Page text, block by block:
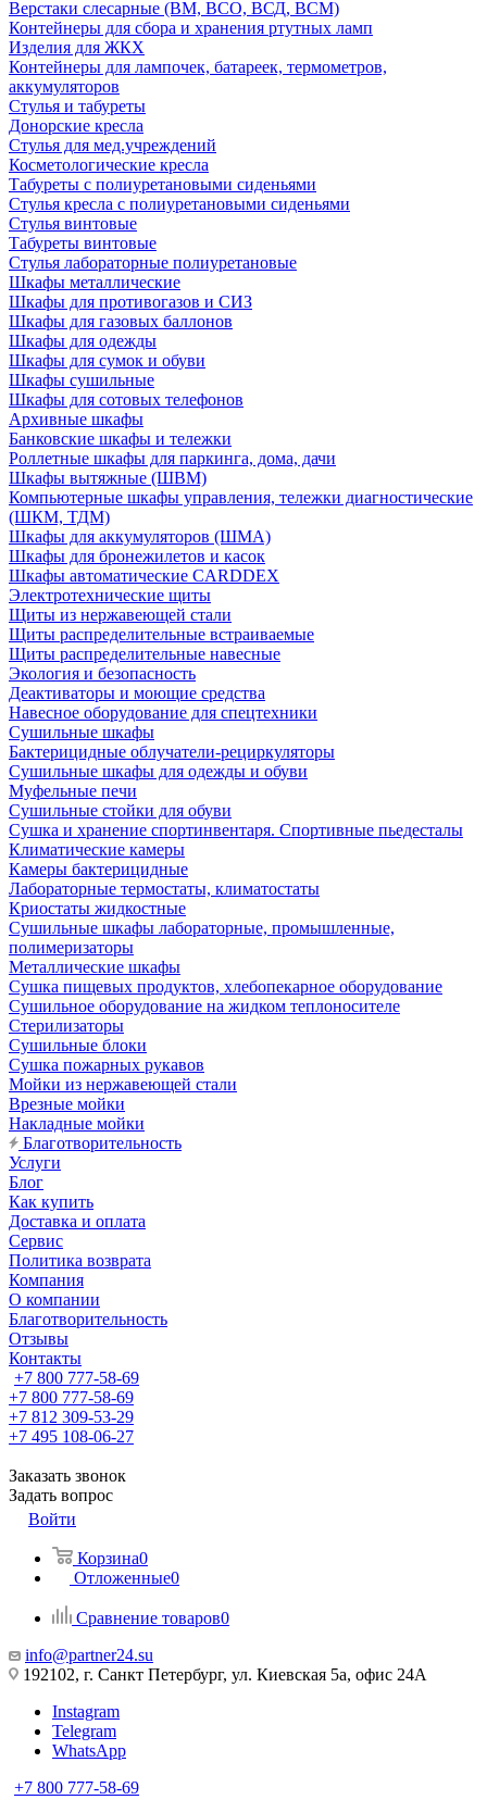
Верстаки слесарные (ВМ, ВСО, ВСД, ВСМ)
Контейнеры для сбора и хранения ртутных ламп
Изделия для ЖКХ
Контейнеры для лампочек, батареек, термометров,
аккумуляторов
Стулья и табуреты
Донорские кресла
Стулья для мед.учреждений
Косметологические кресла
Табуреты с полиуретановыми сиденьями
Стулья кресла с полиуретановыми сиденьями
Стулья винтовые
Табуреты винтовые
Стулья лабораторные полиуретановые
Шкафы металлические
Шкафы для противогазов и СИЗ
Шкафы для газовых баллонов
Шкафы для одежды
Шкафы для сумок и обуви
Шкафы сушильные
Шкафы для сотовых телефонов
Архивные шкафы
Банковские шкафы и тележки
Роллетные шкафы для паркинга, дома, дачи
Шкафы вытяжные (ШВМ)
Компьютерные шкафы управления, тележки диагностические
(ШКМ, ТДМ)
Шкафы для аккумуляторов (ШМА)
Шкафы для бронежилетов и касок
Шкафы автоматические CARDDEX
Электротехнические щиты
Щиты из нержавеющей стали
Щиты распределительные встраиваемые
Щиты распределительные навесные
Экология и безопасность
Деактиваторы и моющие средства
Навесное оборудование для спецтехники
Сушильные шкафы
Бактерицидные облучатели-рециркуляторы
Сушильные шкафы для одежды и обуви
Муфельные печи
Сушильные стойки для обуви
Сушка и хранение спортинвентаря. Спортивные пьедесталы
Климатические камеры
Камеры бактерицидные
Лабораторные термостаты, климатостаты
Криостаты жидкостные
Сушильные шкафы лабораторные, промышленные,
полимеризаторы
Металлические шкафы
Сушка пищевых продуктов, хлебопекарное оборудование
Сушильное оборудование на жидком теплоносителе
Стерилизаторы
Сушильные блоки
Сушка пожарных рукавов
Мойки из нержавеющей стали
Врезные мойки
Накладные мойки
Благотворительность
Услуги
Блог
Как купить
Доставка и оплата
Сервис
Политика возврата
Компания
О компании
Благотворительность
Отзывы
Контакты
+7 800 777-58-69
+7 800 777-58-69
+7 812 309-53-29
+7 495 108-06-27
Заказать звонок
Задать вопрос
Войти
Корзина0
Отложенные0
Сравнение товаров0
info@partner24.su
192102, г. Санкт Петербург, ул. Киевская 5а, офис 24А
Instagram
Telegram
WhatsApp
+7 800 777-58-69